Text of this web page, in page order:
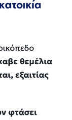
θεμέλια
εξαιτίας
φτάσει